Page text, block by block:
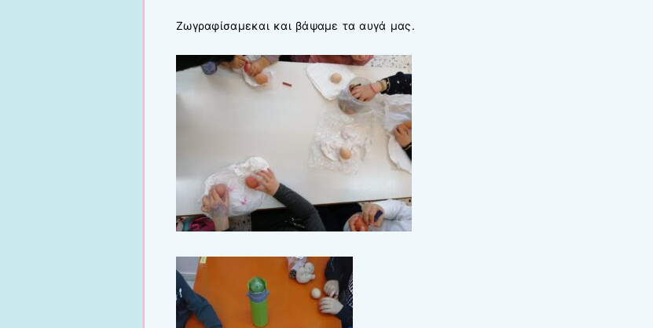
Ζωγραφίσαμεκαι και βάψαμε τα αυγά μας.